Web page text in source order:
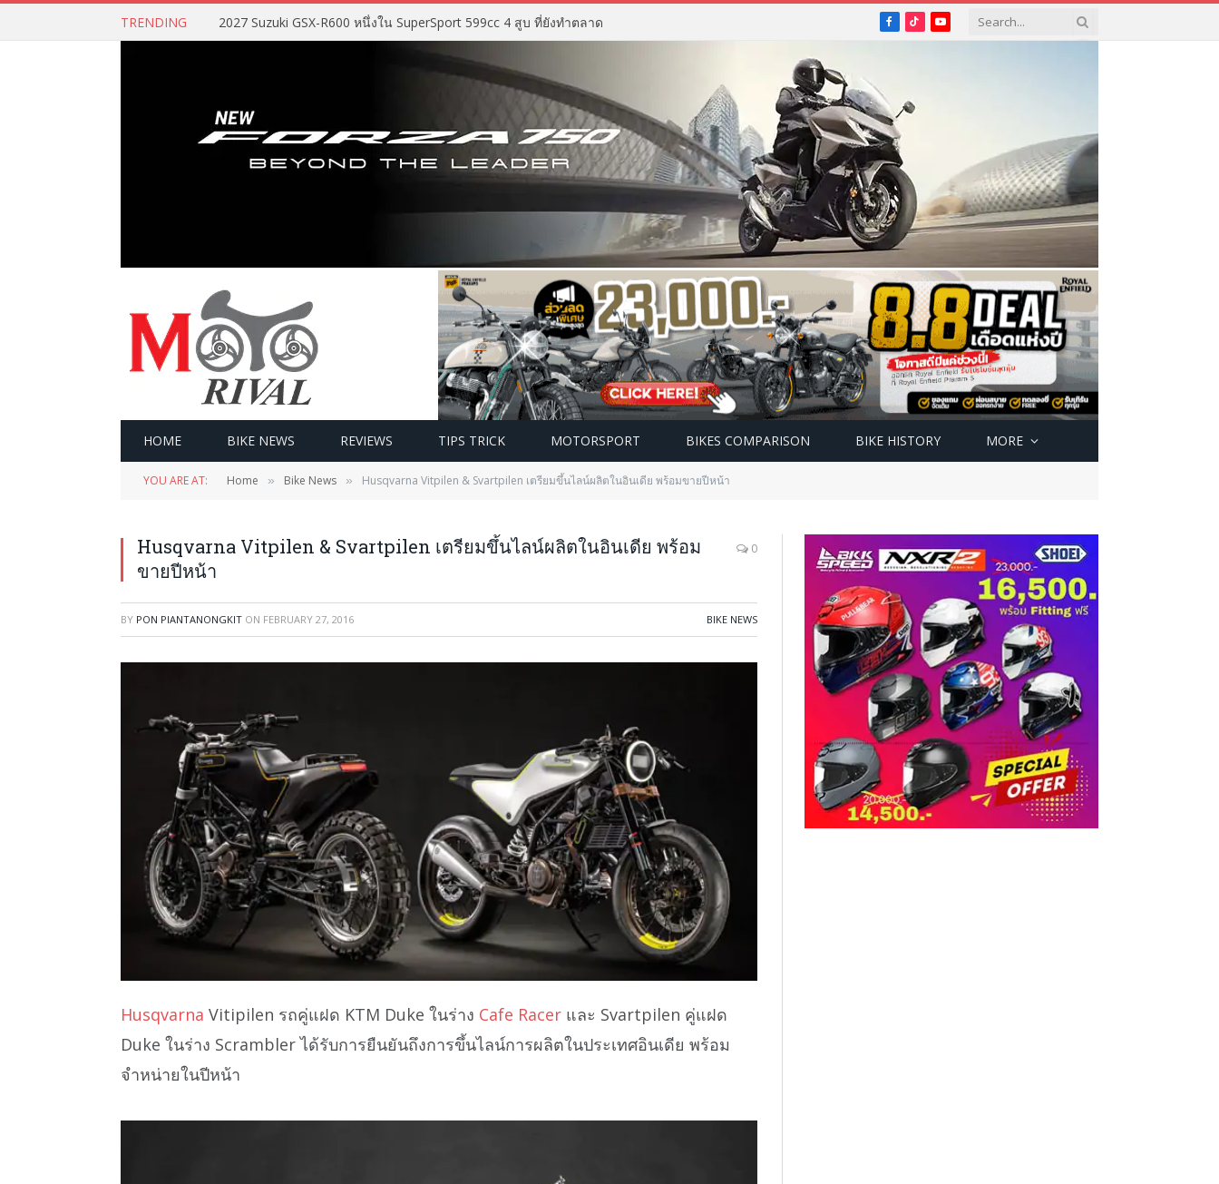
TRENDING 2027 Suzuki GSX-R600 หนึ่งใน SuperSport 599cc 4 สูบ ที่ยังทำตลาด Facebook
TikTokYouTube
HOME BIKE NEWS REVIEWS TIPS TRICK MOTORSPORT BIKES COMPARISON BIKE HISTORY MORE
YOU ARE AT: Home » Bike News » Husqvarna Vitpilen & Svartpilen เตรียมขึ้นไลน์ผลิตในอินเดีย พร้อมขายปีหน้า
Husqvarna Vitpilen & Svartpilen เตรียมขึ้นไลน์ผลิตในอินเดีย พร้อม
ขายปีหน้า
0
BY PON PIANTANONGKIT ON FEBRUARY 27, 2016 BIKE NEWS
Husqvarna Vitipilen รถคู่แฝด KTM Duke ในร่าง Cafe Racer และ Svartpilen คู่แฝด
Duke ในร่าง Scrambler ได้รับการยืนยันถึงการขึ้นไลน์การผลิตในประเทศอินเดีย พร้อม
จำหน่ายในปีหน้า